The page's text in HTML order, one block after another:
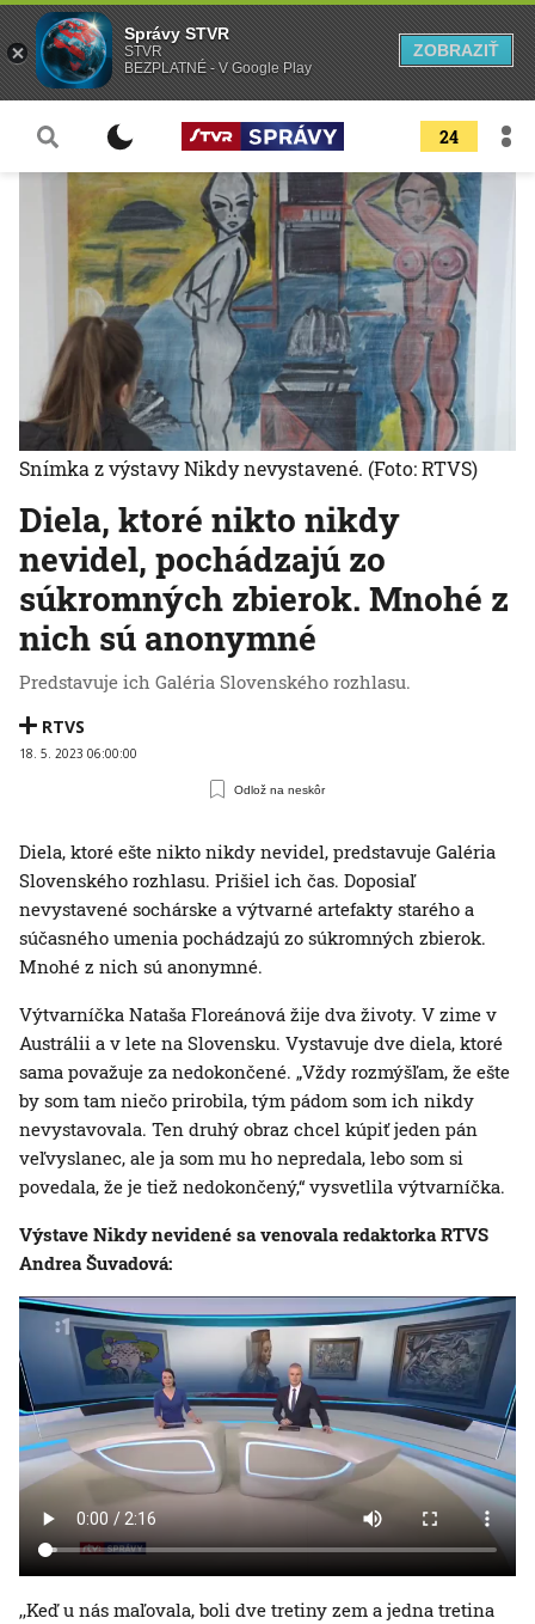
24
Diela, ktoré nikto nikdy
nevidel, pochádzajú zo
súkromných zbierok. Mnohé z
nich sú anonymné
Predstavuje ich Galéria Slovenského rozhlasu.
RTVS
18. 5. 2023 06:00:00
Odlož na neskôr
Snímka z výstavy Nikdy nevystavené. (Foto: RTVS)
Diela, ktoré ešte nikto nikdy nevidel, predstavuje Galéria
Slovenského rozhlasu. Prišiel ich čas. Doposiaľ
nevystavené sochárske a výtvarné artefakty starého a
súčasného umenia pochádzajú zo súkromných zbierok.
Mnohé z nich sú anonymné.
Výtvarníčka Nataša Floreánová žije dva životy. V zime v
Austrálii a v lete na Slovensku. Vystavuje dve diela, ktoré
sama považuje za nedokončené. „Vždy rozmýšľam, že ešte
by som tam niečo prirobila, tým pádom som ich nikdy
nevystavovala. Ten druhý obraz chcel kúpiť jeden pán
veľvyslanec, ale ja som mu ho nepredala, lebo som si
povedala, že je tiež nedokončený,“ vysvetlila výtvarníčka.
Výstave Nikdy nevidené sa venovala redaktorka RTVS
Andrea Šuvadová:
,,Keď u nás maľovala, boli dve tretiny zem a jedna tretina
Správy STVR
STVR
BEZPLATNÉ - V Google Play
ZOBRAZIŤ